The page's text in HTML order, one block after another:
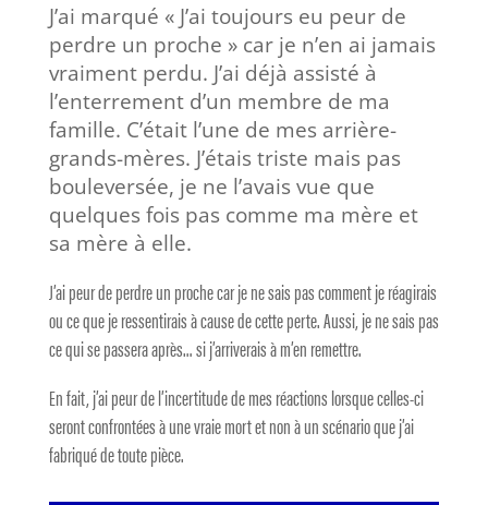
J’ai marqué « J’ai toujours eu peur de
perdre un proche » car je n’en ai jamais
vraiment perdu. J’ai déjà assisté à
l’enterrement d’un membre de ma
famille. C’était l’une de mes arrière-
grands-mères. J’étais triste mais pas
bouleversée, je ne l’avais vue que
quelques fois pas comme ma mère et
sa mère à elle.
J’ai peur de perdre un proche car je ne sais pas comment je réagirais
ou ce que je ressentirais à cause de cette perte. Aussi, je ne sais pas
ce qui se passera après… si j’arriverais à m’en remettre.
En fait, j’ai peur de l’incertitude de mes réactions lorsque celles-ci
seront confrontées à une vraie mort et non à un scénario que j’ai
fabriqué de toute pièce.